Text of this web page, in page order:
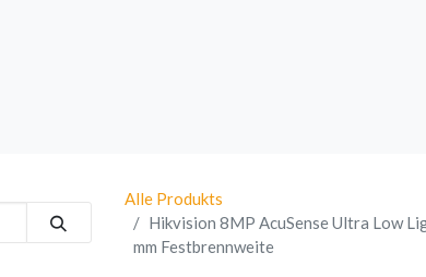
Alle Produkts
Hikvision 8MP AcuSense Ultra Low
mm Festbrennweite